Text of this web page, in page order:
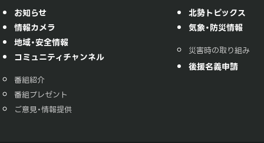
お知らせ
情報カメラ
地域・安全情報
コミュニティチャンネル
番組紹介
番組プレゼント
ご意見・情報提供
北勢トピックス
気象・防災情報
災害時の取り組み
後援名義申請